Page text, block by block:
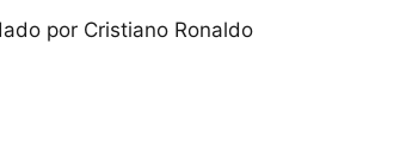
por Cristiano Ronaldo